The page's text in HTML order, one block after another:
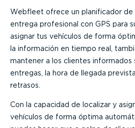
Webfleet ofrece un planificador de
entrega profesional con GPS para
asignar tus vehículos de forma
la información en tiempo real,
mantener a los clientes informados
entregas, la hora de llegada
retrasos.
Con la capacidad de localizar y
vehículos de forma óptima